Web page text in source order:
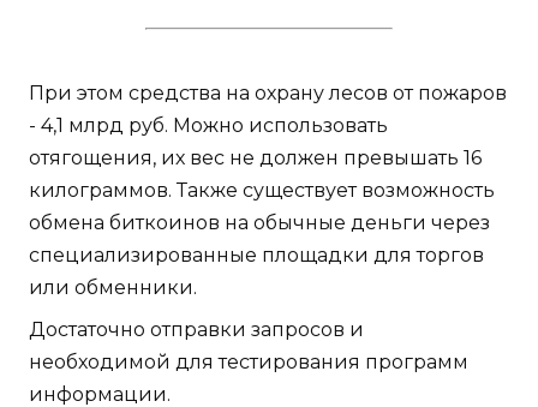
При этом средства на охрану лесов от пожаров
- 4,1 млрд руб. Можно использовать
отягощения, их вес не должен превышать 16
килограммов. Также существует возможность
обмена биткоинов на обычные деньги через
специализированные площадки для торгов
или обменники.
Достаточно отправки запросов и
необходимой для тестирования программ
информации.